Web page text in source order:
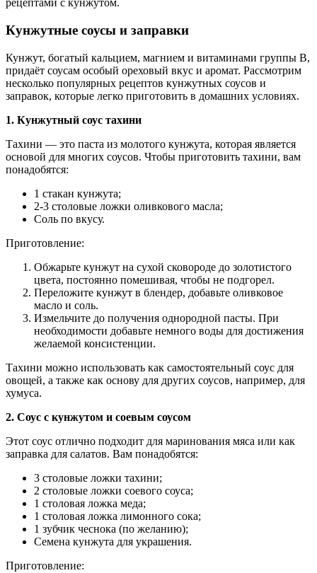
рецептами с кунжутом.
Кунжутные соусы и заправки
Кунжут, богатый кальцием, магнием и витаминами группы B,
придаёт соусам особый ореховый вкус и аромат. Рассмотрим
несколько популярных рецептов кунжутных соусов и
заправок, которые легко приготовить в домашних условиях.
1. Кунжутный соус тахини
Тахини — это паста из молотого кунжута, которая является
основой для многих соусов. Чтобы приготовить тахини, вам
понадобятся:
1 стакан кунжута;
2-3 столовые ложки оливкового масла;
Соль по вкусу.
Приготовление:
Обжарьте кунжут на сухой сковороде до золотистого
цвета, постоянно помешивая, чтобы не подгорел.
Переложите кунжут в блендер, добавьте оливковое
масло и соль.
Измельчите до получения однородной пасты. При
необходимости добавьте немного воды для достижения
желаемой консистенции.
Тахини можно использовать как самостоятельный соус для
овощей, а также как основу для других соусов, например, для
хумуса.
2. Соус с кунжутом и соевым соусом
Этот соус отлично подходит для маринования мяса или как
заправка для салатов. Вам понадобятся:
3 столовые ложки тахини;
2 столовые ложки соевого соуса;
1 столовая ложка меда;
1 столовая ложка лимонного сока;
1 зубчик чеснока (по желанию);
Семена кунжута для украшения.
Приготовление: